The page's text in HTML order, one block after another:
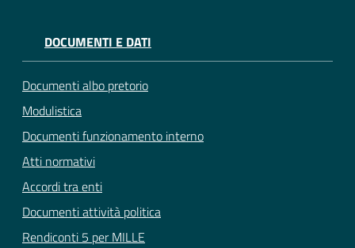
DOCUMENTI E DATI
Documenti albo pretorio
Modulistica
Documenti funzionamento interno
Atti normativi
Accordi tra enti
Documenti attività politica
Rendiconti 5 per MILLE